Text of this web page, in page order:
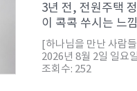
3년 전, 전원주택
이 콕콕 쑤시는 느
[하나님을 만난 사람
2026년 8월 2일 일요
조회수: 252